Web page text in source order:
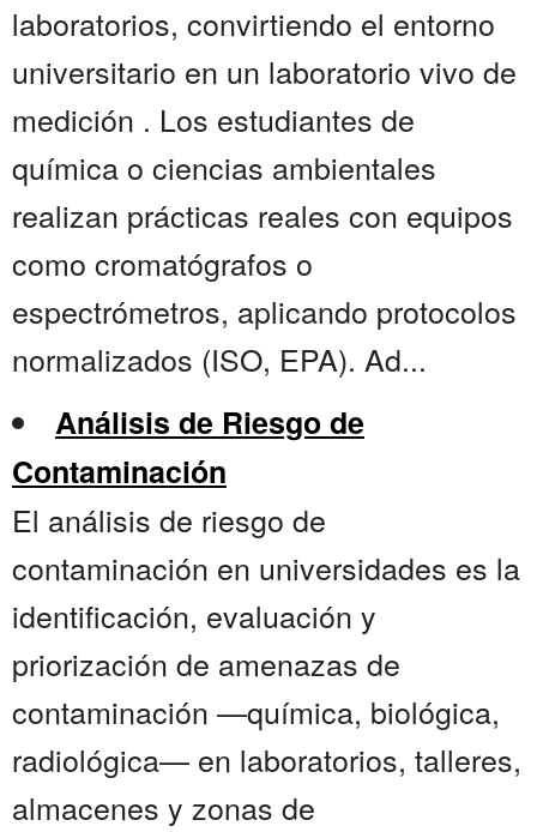
laboratorios, convirtiendo el entorno
universitario en un laboratorio vivo de
medición . Los estudiantes de
química o ciencias ambientales
realizan prácticas reales con equipos
como cromatógrafos o
espectrómetros, aplicando protocolos
normalizados (ISO, EPA). Ad...
Análisis de Riesgo de
Contaminación
El análisis de riesgo de
contaminación en universidades es la
identificación, evaluación y
priorización de amenazas de
contaminación —química, biológica,
radiológica— en laboratorios, talleres,
almacenes y zonas de